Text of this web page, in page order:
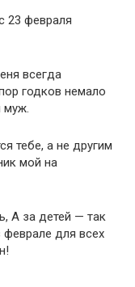
23 февраля
всегда
годков немало
муж.
тебе, а не другим
мой на
А за детей — так
для всех